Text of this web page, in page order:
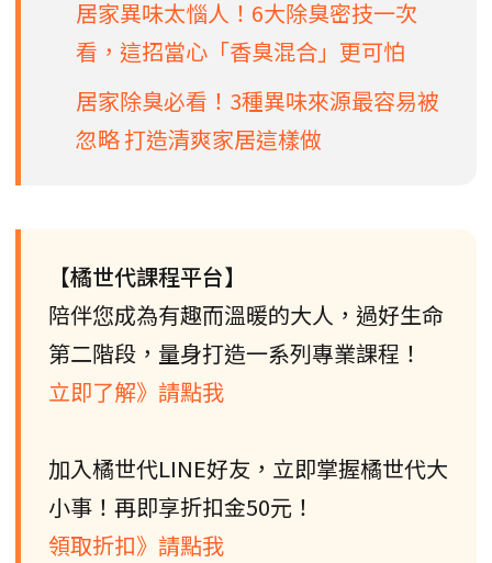
居家異味太惱人！6大除臭密技一次
看，這招當心「香臭混合」更可怕
居家除臭必看！3種異味來源最容易被
忽略 打造清爽家居這樣做
【橘世代課程平台】
陪伴您成為有趣而溫暖的大人，過好生命
第二階段，量身打造一系列專業課程！
立即了解》請點我
加入橘世代LINE好友，立即掌握橘世代大
小事！再即享折扣金50元！
領取折扣》請點我